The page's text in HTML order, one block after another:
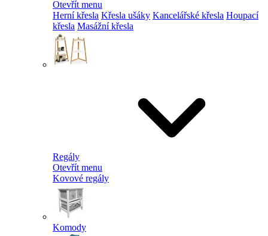
Otevřít menu
Herní křesla Křesla ušáky Kancelářské křesla Houpací
křesla Masážní křesla
Regály
Otevřít menu
Kovové regály
Komody